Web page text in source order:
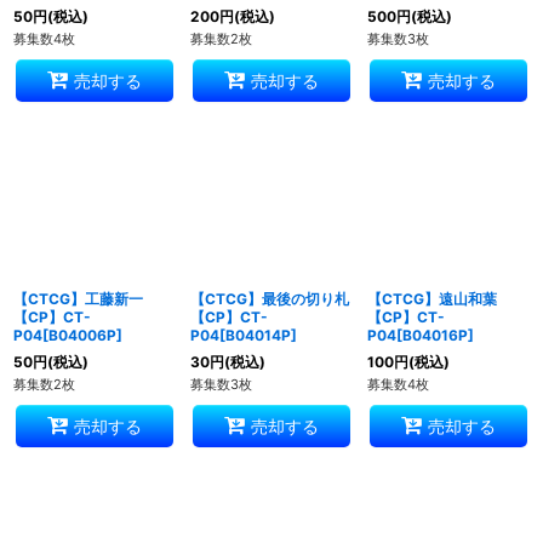
50円(税込)
募集数4枚
売却する
200円(税込)
募集数2枚
売却する
500円(税込)
募集数3枚
売却する
【CTCG】工藤新一
【CP】CT-
P04[B04006P]
50円(税込)
募集数2枚
売却する
【CTCG】最後の切り札
【CP】CT-
P04[B04014P]
30円(税込)
募集数3枚
売却する
【CTCG】遠山和葉
【CP】CT-
P04[B04016P]
100円(税込)
募集数4枚
売却する